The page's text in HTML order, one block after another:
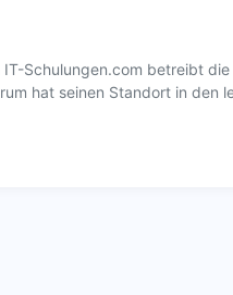
Schulungen.com betreibt
hat seinen Standort in